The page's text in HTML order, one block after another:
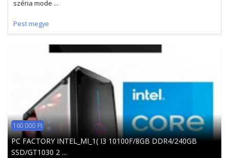
széria mode ...
Pest megye
160 000 Ft
PC FACTORY INTEL_MI_1( I3 10100F/8GB DDR4/240GB
SSD/GT1030 2 ...